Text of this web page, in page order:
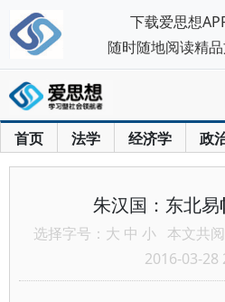
首页 法学 经济学 政
朱汉国：东北易
选择字号： 大 中 小 本文共
2016-03-28
下载爱思想
随时随地阅读精